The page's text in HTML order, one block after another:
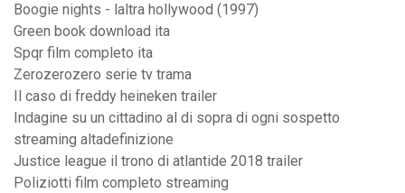
Boogie nights - laltra hollywood (1997)
Green book download ita
Spqr film completo ita
Zerozerozero serie tv trama
Il caso di freddy heineken trailer
Indagine su un cittadino al di sopra di ogni sospetto
streaming altadefinizione
Justice league il trono di atlantide 2018 trailer
Poliziotti film completo streaming